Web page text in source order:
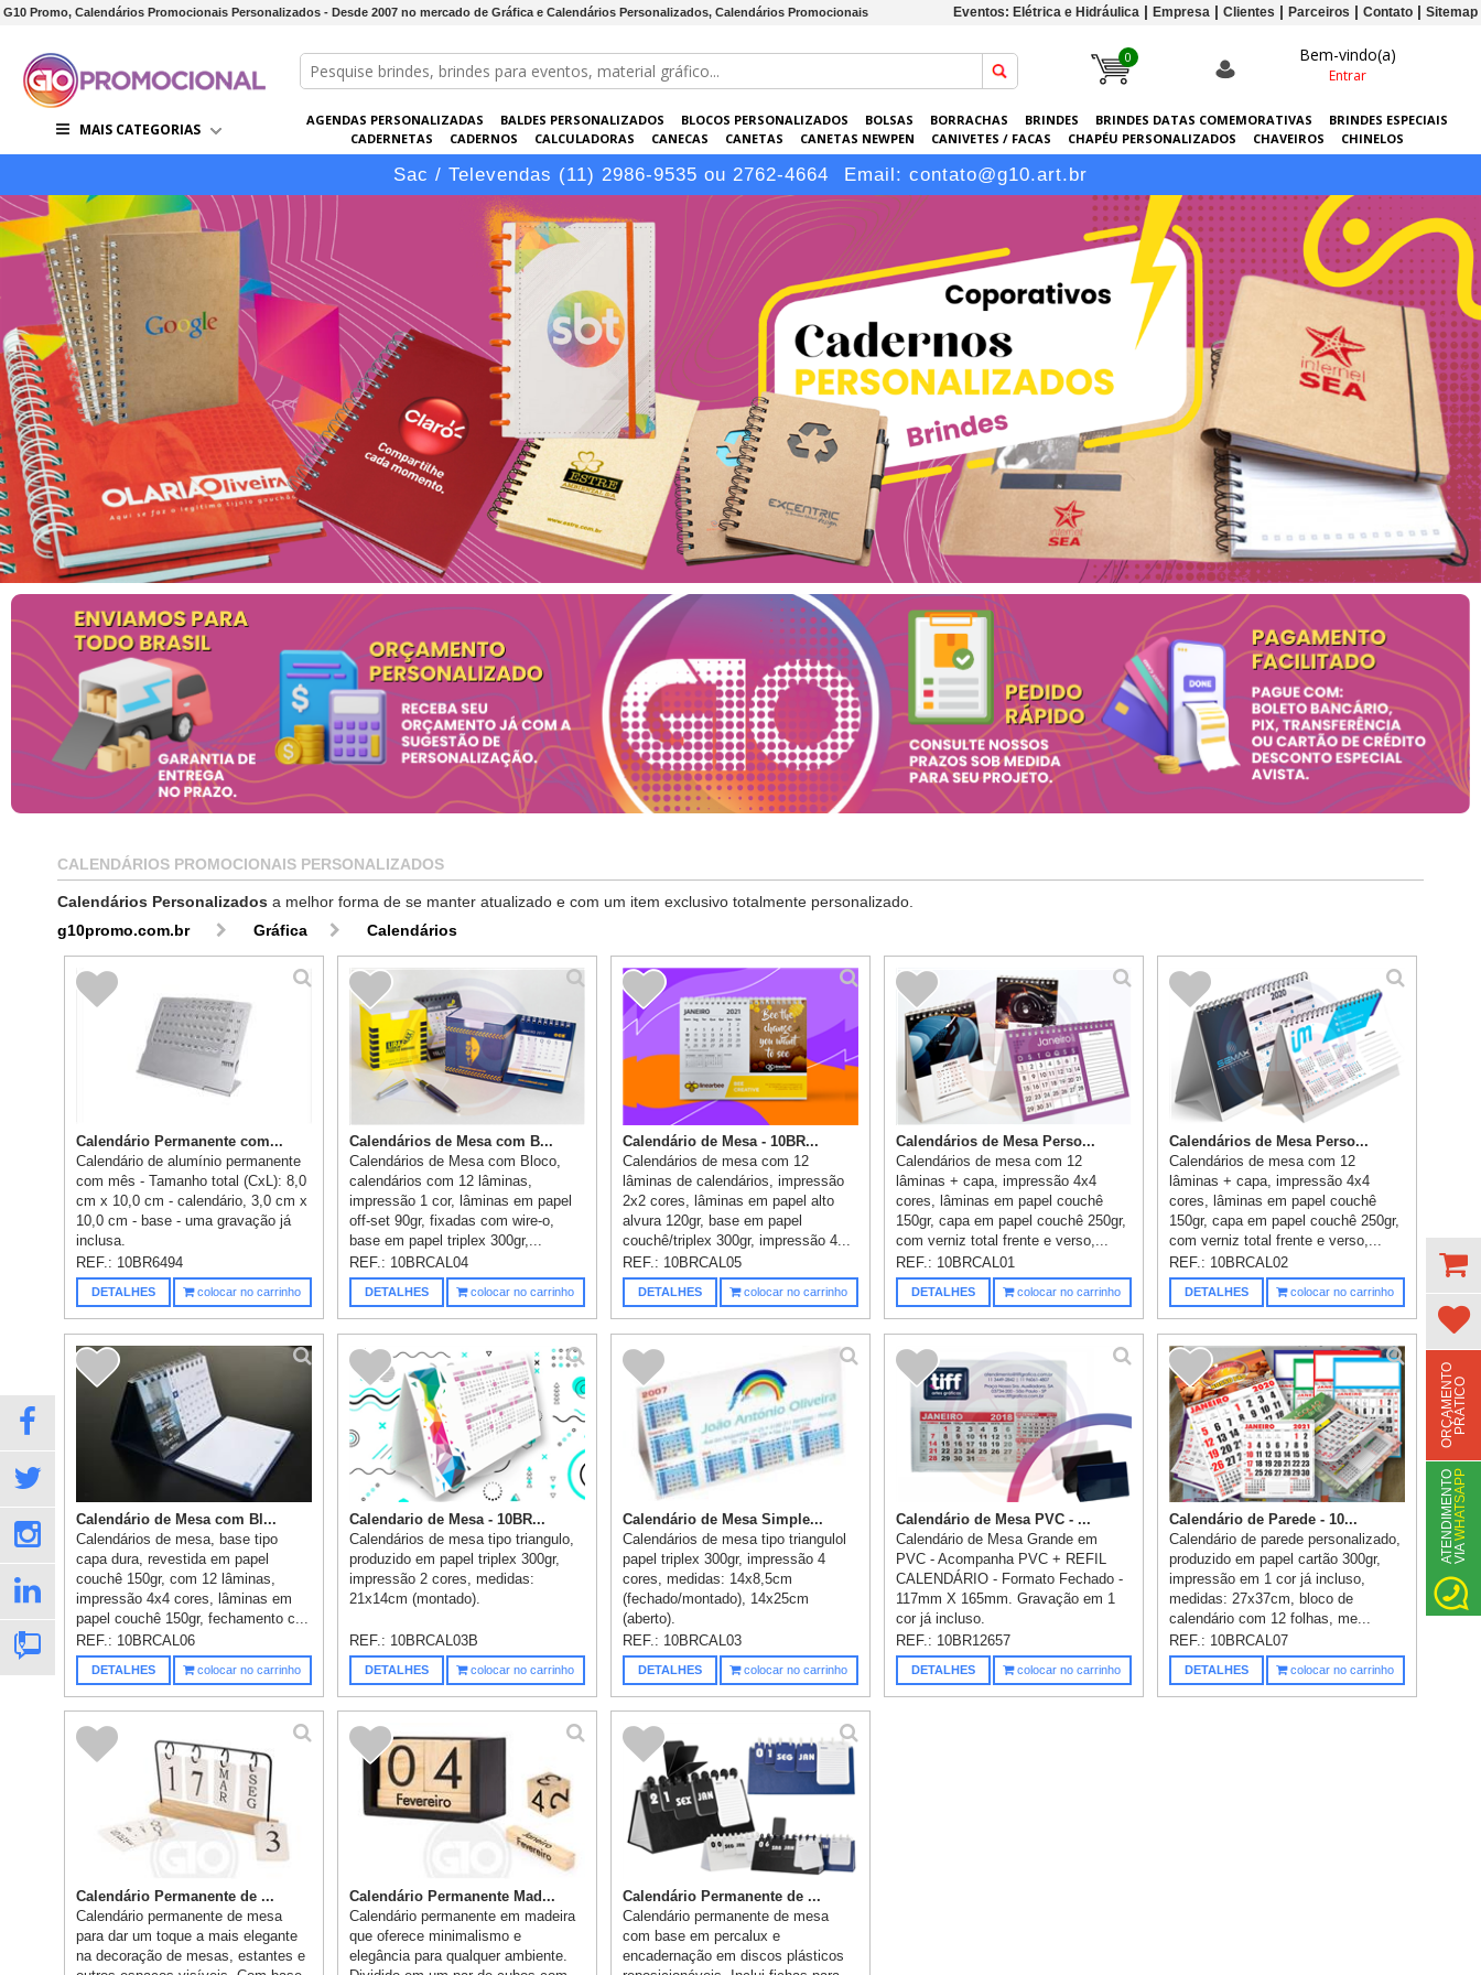
G10 Promo, Calendários Promocionais Personalizados - Desde 2007 no mercado de Gráfica e Calendários Personalizados, Calendários Promocionais Eventos: Elétrica e Hidráulica Empresa Clientes Parceiros Contato Sitemap
0 Bem-vindo(a)
Entrar
MAIS CATEGORIAS
AGENDAS PERSONALIZADAS BALDES PERSONALIZADOS BLOCOS PERSONALIZADOS BOLSAS BORRACHAS BRINDES BRINDES DATAS COMEMORATIVAS
BRINDES ESPECIAIS
CADERNETAS
CADERNOS CALCULADORAS CANECAS CANETAS CANETAS NEWPEN CANIVETES / FACAS CHAPÉU PERSONALIZADOS CHAVEIROS
CHINELOS
CONJUNTOS DE BRINDES
COPOS ELETRÔNICOS EMBALAGENS ESCRITÓRIO EVENTOS GARRAFAS PERSONALIZADAS GRÁFICA GUARDA-CHUVAS KITS
LANÇAMENTOS
LÁPIS
Sac / Televendas (11) 2986-9535 ou 2762-4664 Email: contato@g10.art.br
CALENDÁRIOS PROMOCIONAIS PERSONALIZADOS
Calendários Personalizados a melhor forma de se manter atualizado e com um item exclusivo totalmente personalizado.
g10promo.com.br
Gráfica Calendários
Calendário Permanente com...
Calendário de alumínio permanente
com mês - Tamanho total (CxL): 8,0
cm x 10,0 cm - calendário, 3,0 cm x
10,0 cm - base - uma gravação já
inclusa.
REF.: 10BR6494
DETALHES colocar no carrinho
Calendários de Mesa com B...
Calendários de Mesa com Bloco,
calendários com 12 lâminas,
impressão 1 cor, lâminas em papel
off-set 90gr, fixadas com wire-o,
base em papel triplex 300gr,...
REF.: 10BRCAL04
DETALHES colocar no carrinho
Calendário de Mesa - 10BR...
Calendários de mesa com 12
lâminas de calendários, impressão
2x2 cores, lâminas em papel alto
alvura 120gr, base em papel
couchê/triplex 300gr, impressão 4...
REF.: 10BRCAL05
DETALHES colocar no carrinho
Calendários de Mesa Perso...
Calendários de mesa com 12
lâminas + capa, impressão 4x4
cores, lâminas em papel couchê
150gr, capa em papel couchê 250gr,
com verniz total frente e verso,...
REF.: 10BRCAL01
DETALHES colocar no carrinho
Calendários de Mesa Perso...
Calendários de mesa com 12
lâminas + capa, impressão 4x4
cores, lâminas em papel couchê
150gr, capa em papel couchê 250gr,
com verniz total frente e verso,...
REF.: 10BRCAL02
DETALHES colocar no carrinho
Calendário de Mesa com Bl...
Calendários de mesa, base tipo
capa dura, revestida em papel
couchê 150gr, com 12 lâminas,
impressão 4x4 cores, lâminas em
papel couchê 150gr, fechamento c...
REF.: 10BRCAL06
DETALHES colocar no carrinho
Calendario de Mesa - 10BR...
Calendários de mesa tipo triangulo,
produzido em papel triplex 300gr,
impressão 2 cores, medidas:
21x14cm (montado).
REF.: 10BRCAL03B
DETALHES colocar no carrinho
Calendário de Mesa Simple...
Calendários de mesa tipo triangulol
papel triplex 300gr, impressão 4
cores, medidas: 14x8,5cm
(fechado/montado), 14x25cm
(aberto).
REF.: 10BRCAL03
DETALHES colocar no carrinho
Calendário de Mesa PVC - ...
Calendário de Mesa Grande em
PVC - Acompanha PVC + REFIL
CALENDÁRIO - Formato Fechado -
117mm X 165mm. Gravação em 1
cor já incluso.
REF.: 10BR12657
DETALHES colocar no carrinho
Calendário de Parede - 10...
Calendário de parede personalizado,
produzido em papel cartão 300gr,
impressão em 1 cor já incluso,
medidas: 27x37cm, bloco de
calendário com 12 folhas, me...
REF.: 10BRCAL07
DETALHES colocar no carrinho
Calendário Permanente de ...
Calendário permanente de mesa
para dar um toque a mais elegante
na decoração de mesas, estantes e
Calendário Permanente Mad...
Calendário permanente em madeira
que oferece minimalismo e
elegância para qualquer ambiente.
Calendário Permanente de ...
Calendário permanente de mesa
com base em percalux e
encadernação em discos plásticos
O
R
Ç
A
M
E
N
T
O
P
R
Á
T
I
CO
A
TE
N
D
I
M
E
N
T
O
V
I
AWHATSAPP